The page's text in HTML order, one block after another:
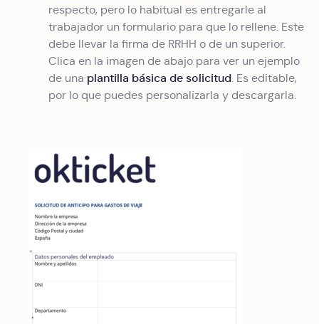
respecto, pero lo habitual es entregarle al
trabajador un formulario para que lo rellene. Este
debe llevar la firma de RRHH o de un superior.
Clica en la imagen de abajo para ver un ejemplo
de una plantilla básica de solicitud. Es editable,
por lo que puedes personalizarla y descargarla.